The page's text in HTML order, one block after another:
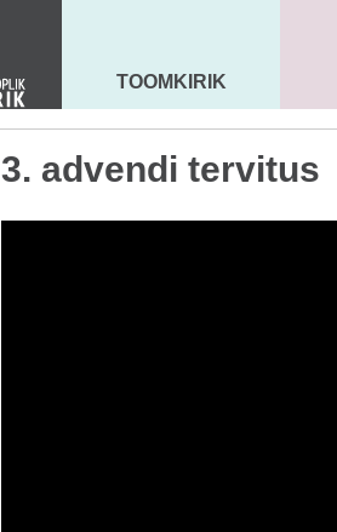
MAARJA KIRIK
TOOMKIRIK
3. advendi tervitus